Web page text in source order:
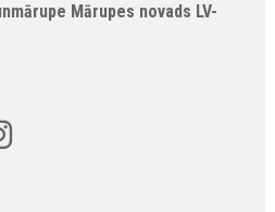
Mārupes novads LV-